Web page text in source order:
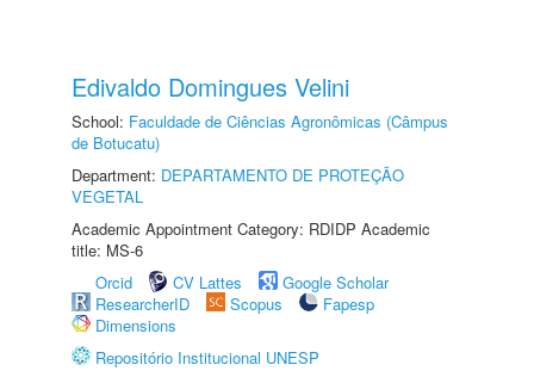
Edivaldo Domingues Velini
School: Faculdade de Ciências Agronômicas (Câmpus
de Botucatu)
Department: DEPARTAMENTO DE PROTEÇÃO
VEGETAL
Academic Appointment Category: RDIDP Academic
title: MS-6
Orcid
CV Lattes
Google Scholar
ResearcherID
Scopus
Fapesp
Dimensions
Repositório Institucional UNESP